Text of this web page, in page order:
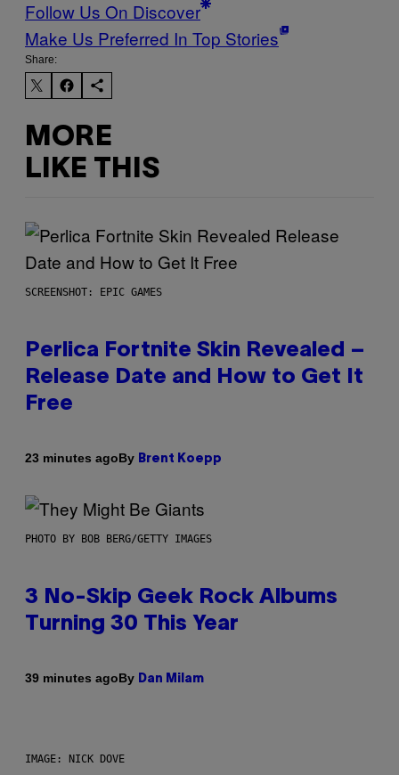
Follow Us On Discover
Make Us Preferred In Top Stories
Share:
MORE
LIKE THIS
SCREENSHOT: EPIC GAMES
Perlica Fortnite Skin Revealed –
Release Date and How to Get It
Free
23 minutes agoBy Brent Koepp
PHOTO BY BOB BERG/GETTY IMAGES
3 No-Skip Geek Rock Albums
Turning 30 This Year
39 minutes agoBy Dan Milam
IMAGE: NICK DOVE